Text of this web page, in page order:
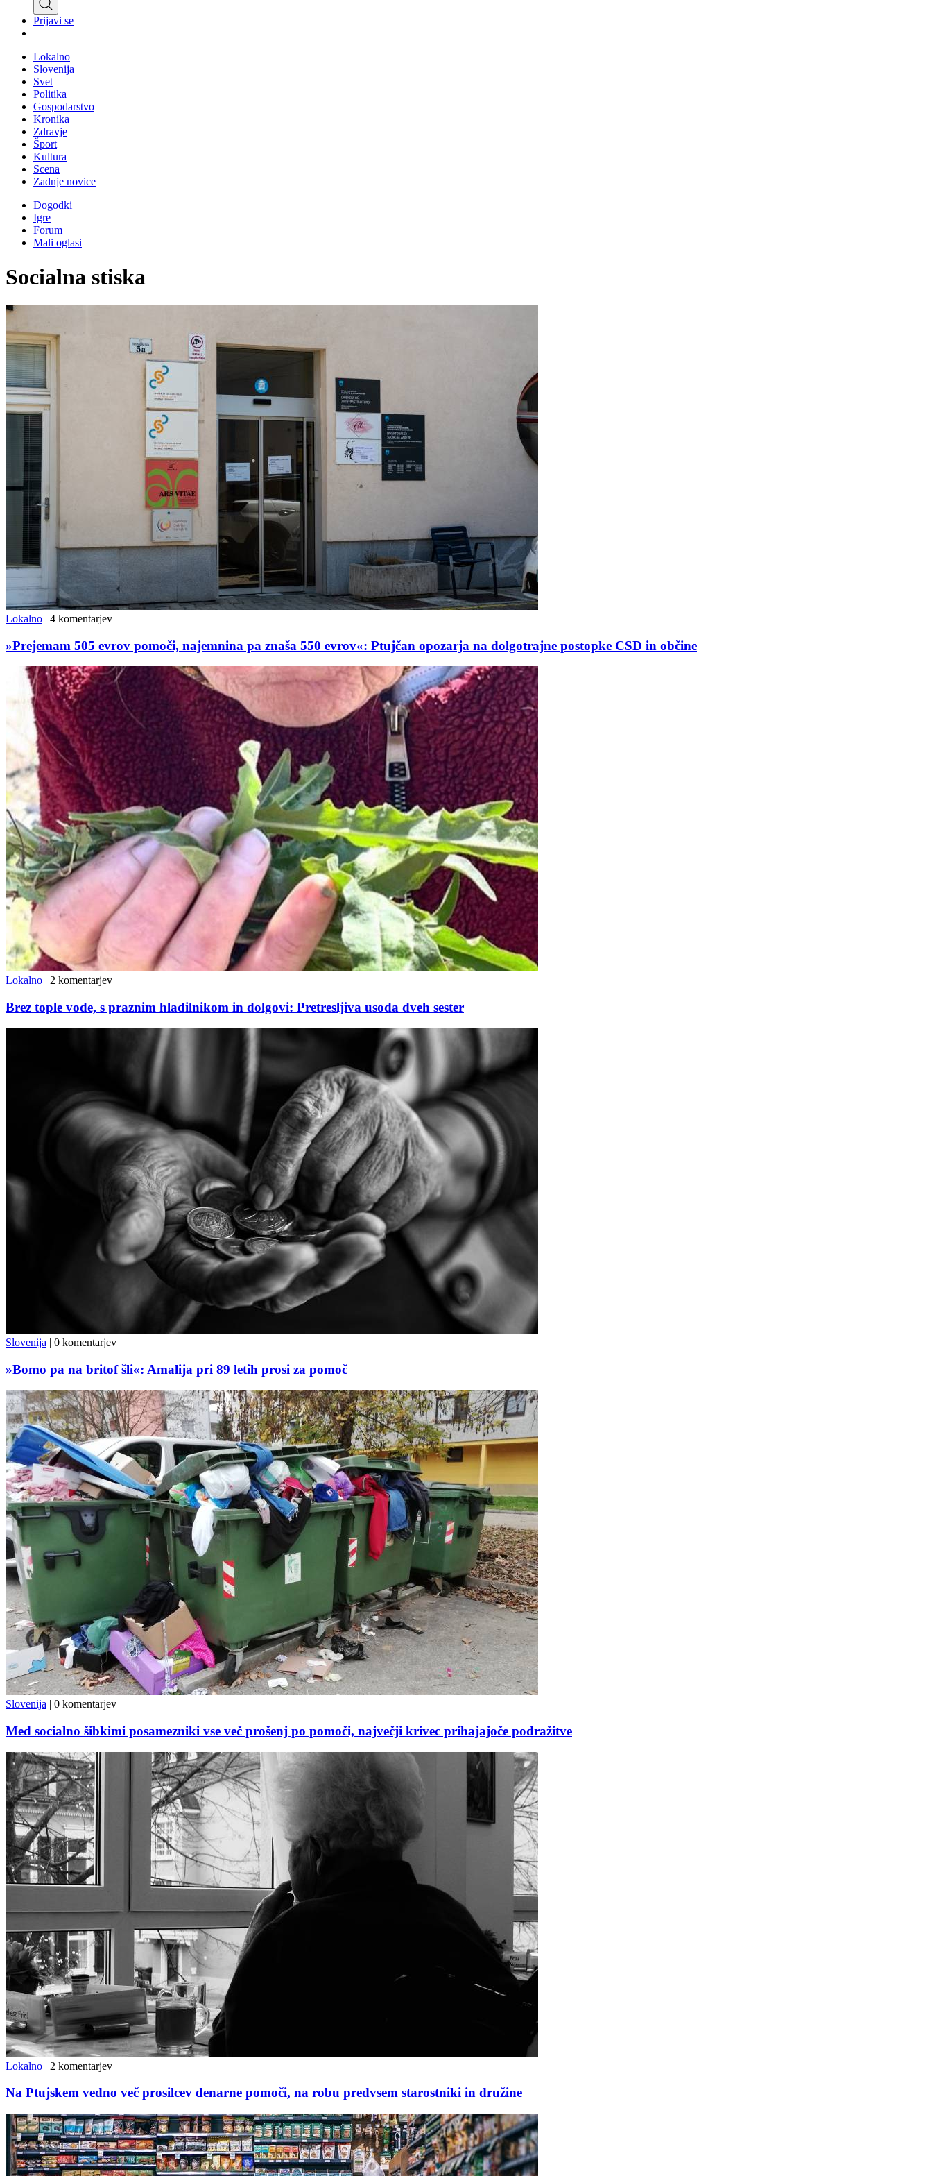
Prijavi se
Lokalno
Slovenija
Svet
Politika
Gospodarstvo
Kronika
Zdravje
Šport
Kultura
Scena
Zadnje novice
Dogodki
Igre
Forum
Mali oglasi
Socialna stiska
Lokalno | 4 komentarjev
»Prejemam 505 evrov pomoči, najemnina pa znaša 550 evrov«: Ptujčan opozarja na dolgotrajne postopke CSD in občine
Lokalno 2 komentarjev
Brez tople vode, s praznim hladilnikom in dolgovi: Pretresljiva usoda dveh sester
Slovenija | 0 komentarjev
»Bomo pa na britof šli«: Amalija pri 89 letih prosi za pomoč
Slovenija | 0 komentarjev
Med socialno šibkimi posamezniki vse več prošenj po pomoči, največji krivec prihajajoče podražitve
Lokalno | 2 komentarjev
Na Ptujskem vedno več prosilcev denarne pomoči, na robu predvsem starostniki in družine
Prijavi se na cajtng